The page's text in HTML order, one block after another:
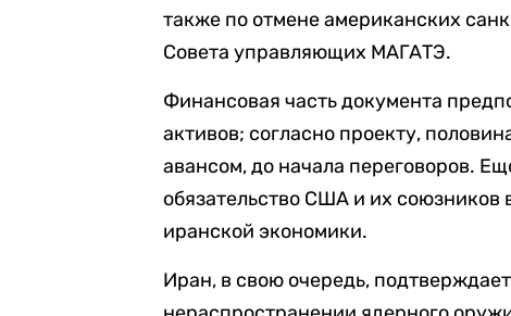
также по отмене американских
Совета управляющих МАГАТЭ.
Финансовая часть документа
активов; согласно проекту,
авансом, до начала переговоров.
обязательство США и их
иранской экономики.
Иран, в свою очередь,